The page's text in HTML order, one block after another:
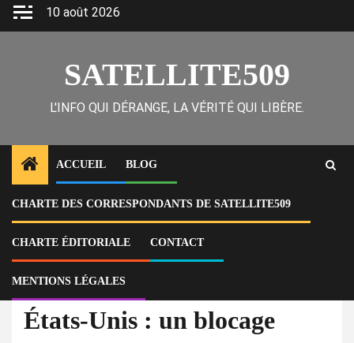
Skip
10 août 2026
SATELLITE509
L'INFO QUI DÉRANGE, LA VÉRITÉ QUI LIBÈRE.
ACCUEIL BLOG
CHARTE DES CORRESPONDANTS DE SATELLITE509
CHARTE ÉDITORIALE CONTACT
MENTIONS LÉGALES
Home
Actu
États-Unis : un blocage budgétaire au Congrès menace partiellement le
fonctionnement du DHS
À la Une Actu
États-Unis : un blocage